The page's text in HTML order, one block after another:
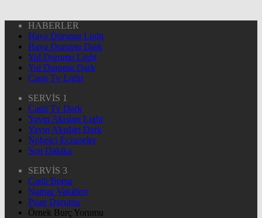
HABERLER
Hava Durumu Light
Hava Durumu Dark
Yol Durumu Light
Yol Durumu Dark
Canlı Tv Light
SERVİS 1
Canlı Tv Dark
Yayın Akışları Light
Yayın Akışları Dark
Nöbetçi Eczaneler
Son Dakika
SERVİS 3
Canlı Borsa
Namaz Vakitleri
Puan Durumu
Örnek Burç Yorumu